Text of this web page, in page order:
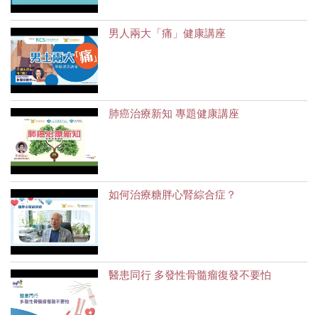
男人兩大「痛」健康講座
肺癌治療新知 專題健康講座
如何治療糖胖心腎綜合症？
醫患同行 多發性骨髓瘤復發不要怕